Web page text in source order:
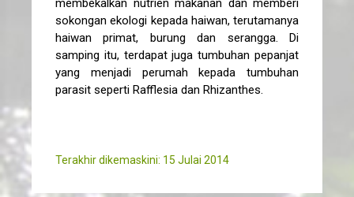
membekalkan nutrien makanan dan memberi
sokongan ekologi kepada haiwan, terutamanya
haiwan primat, burung dan serangga. Di
samping itu, terdapat juga tumbuhan pepanjat
yang menjadi perumah kepada tumbuhan
parasit seperti Rafflesia dan Rhizanthes.
Terakhir dikemaskini: 15 Julai 2014